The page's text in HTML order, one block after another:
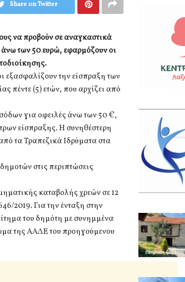
Share on Twitter
να προβούν σε αναγκαστικά
των 50 ευρώ, εφαρμόζουν οι
εξασφαλίζουν την είσπραξη των
πέντε (5) ετών, που αρχίζει από
για οφειλές άνω των 50 €,
είσπραξης. Η συνηθέστερη
τα Τραπεζικά Ιδρύματα στα
στις περιπτώσεις
καταβολής χρεών σε 12
2019. Για την ένταξη στην
του δημότη με συνημμένα
της ΑΑΔΕ του προηγούμενου